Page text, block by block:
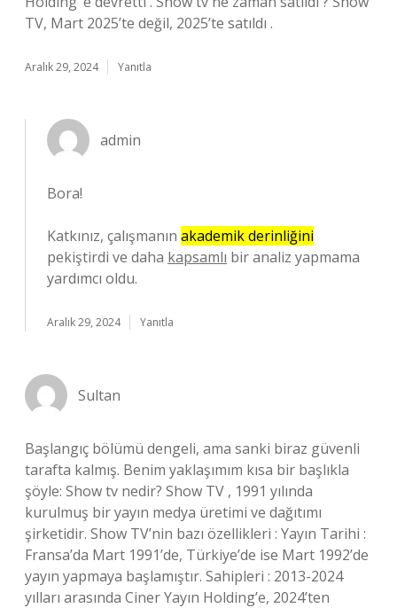
TV, Mart 2025’te değil, 2025’te satıldı .
Aralık 29, 2024 Yanıtla
admin
Bora!
Katkınız, çalışmanın akademik derinliğini
pekiştirdi ve daha kapsamlı bir analiz yapmama
yardımcı oldu.
Aralık 29, 2024 Yanıtla
Sultan
Başlangıç bölümü dengeli, ama sanki biraz güvenli
tarafta kalmış. Benim yaklaşımım kısa bir başlıkla
şöyle: Show tv nedir? Show TV , 1991 yılında
kurulmuş bir yayın medya üretimi ve dağıtımı
şirketidir. Show TV’nin bazı özellikleri : Yayın Tarihi :
Fransa’da Mart 1991’de, Türkiye’de ise Mart 1992’de
yayın yapmaya başlamıştır. Sahipleri : 2013-2024
yılları arasında Ciner Yayın Holding’e, 2024’ten